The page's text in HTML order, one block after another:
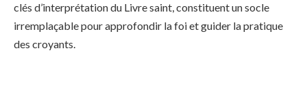
clés d’interprétation du Livre saint, constituent un socle
irremplaçable pour approfondir la foi et guider la pratique
des croyants.